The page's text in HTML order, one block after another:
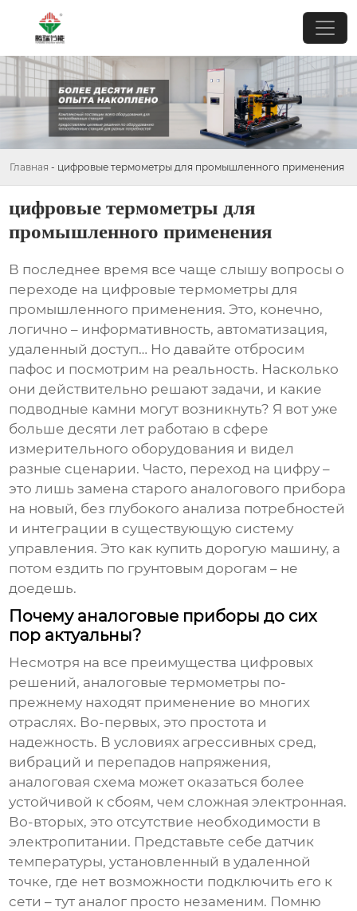
Главная - цифровые термометры для промышленного применения
цифровые термометры для
промышленного применения
В последнее время все чаще слышу вопросы о
переходе на цифровые термометры для
промышленного применения. Это, конечно,
логично – информативность, автоматизация,
удаленный доступ… Но давайте отбросим
пафос и посмотрим на реальность. Насколько
они действительно решают задачи, и какие
подводные камни могут возникнуть? Я вот уже
больше десяти лет работаю в сфере
измерительного оборудования и видел
разные сценарии. Часто, переход на цифру –
это лишь замена старого аналогового прибора
на новый, без глубокого анализа потребностей
и интеграции в существующую систему
управления. Это как купить дорогую машину, а
потом ездить по грунтовым дорогам – не
доедешь.
Почему аналоговые приборы до сих
пор актуальны?
Несмотря на все преимущества цифровых
решений, аналоговые термометры по-
прежнему находят применение во многих
отраслях. Во-первых, это простота и
надежность. В условиях агрессивных сред,
вибраций и перепадов напряжения,
аналоговая схема может оказаться более
устойчивой к сбоям, чем сложная электронная.
Во-вторых, это отсутствие необходимости в
электропитании. Представьте себе датчик
температуры, установленный в удаленной
точке, где нет возможности подключить его к
сети – тут аналог просто незаменим. Помню